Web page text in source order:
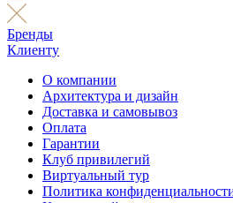
Бренды
Клиенту
О компании
Архитектура и дизайн
Доставка и самовывоз
Оплата
Гарантии
Клуб привилегий
Виртуальный тур
Политика